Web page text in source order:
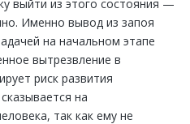
выйти из этого состояния —
Именно вывод из запоя
на начальном этапе
вытрезвление в
риск развития
на
так как ему не